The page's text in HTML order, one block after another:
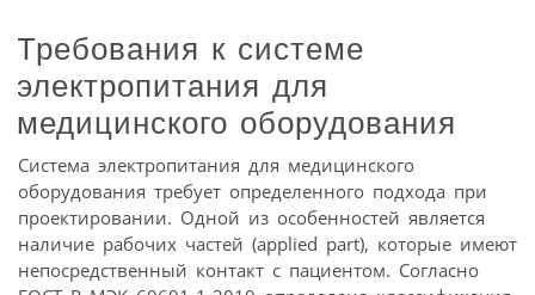
Требования к системе
электропитания для
медицинского оборудования
Система электропитания для медицинского
оборудования требует определенного подхода при
проектировании. Одной из особенностей является
наличие рабочих частей (applied part), которые имеют
непосредственный контакт с пациентом. Согласно